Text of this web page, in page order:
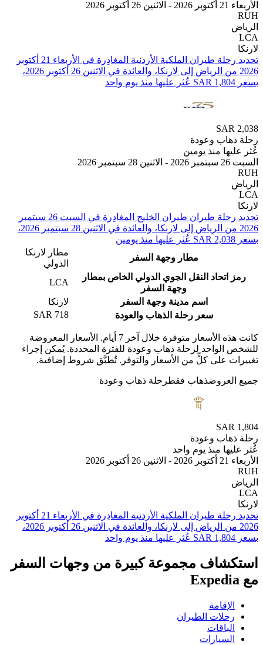
تحديد رحلة طيران ⁦الملكية الأردنية⁩ المغادِرة في ⁦الأربعاء 21 أكتوبر
2026⁩ من ⁦الرياض⁩ إلى ⁦لارنكا⁩، والعائدة في ⁦الاثنين 26 أكتوبر 2026⁩،
وعودة
منذ يومين
تحديد رحلة طيران ⁦طيران الخليج⁩ المغادِرة في ⁦السبت 26 سبتمبر
2026⁩ من ⁦الرياض⁩ إلى ⁦لارنكا⁩، والعائدة في ⁦الاثنين 28 سبتمبر 2026⁩،
مطار وجهة السفر
مطار لارنكا
اتحاد النقل الجوي الدولي الخاص بمطار
وجهة السفر
LCA
اسم مدينة وجهة السفر
سعر رحلة الذهاب والعودة
SAR 718
كانت هذه الأسعار متوفرة خلال آخر 7 أيام. الأسعار المعروضة
لرحلة ذهاب وعودة للفترة المحددة. يُمكن إجراء
على كلٍّ من الأسعار والتوفر. تُطبَّق شروط إضافية.
ذهاب فقطرحلة ذهاب وعودة
وعودة
منذ يوم واحد
تحديد رحلة طيران ⁦الملكية الأردنية⁩ المغادِرة في ⁦الأربعاء 21 أكتوبر
2026⁩ من ⁦الرياض⁩ إلى ⁦لارنكا⁩، والعائدة في ⁦الاثنين 26 أكتوبر 2026⁩،
مجموعة كبيرة من وجهات السفر
الطيران